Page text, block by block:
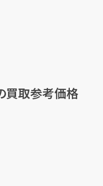
買取参考価格